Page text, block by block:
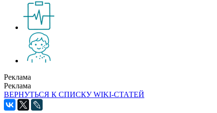
Реклама
Реклама
ВЕРНУТЬСЯ К СПИСКУ WIKI-СТАТЕЙ